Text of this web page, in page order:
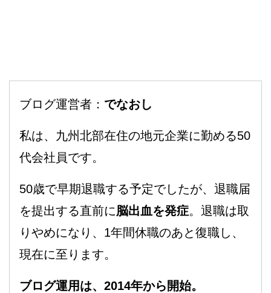
ブログ運営者： でなおし
私は、九州北部在住の地元企業に勤める50
代会社員です。
50歳で早期退職する予定でしたが、退職届
を提出する直前に脳出血を発症。退職は取
りやめになり、1年間休職のあと復職し、
現在に至ります。
ブログ運用は、2014年から開始。